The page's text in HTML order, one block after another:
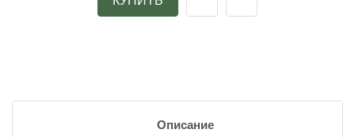
Описание